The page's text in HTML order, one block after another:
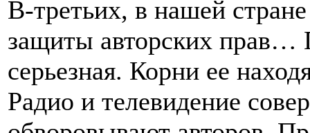
В-третьих, в нашей
защиты авторских прав…
серьезная. Корни ее
Радио и телевидение